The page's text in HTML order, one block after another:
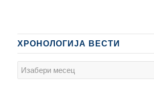
ХРОНОЛОГИЈА ВЕСТИ